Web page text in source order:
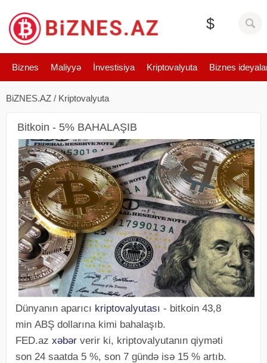
$
Biznes Maliyyə İnvestisiya Kriptovalyuta Biznes
BiZNES.AZ / Kriptovalyuta
Bitkoin - 5% BAHALAŞIB
Dünyanın aparıcı kriptovalyutası - bitkoin 43,8
min ABŞ dollarına kimi bahalaşıb.
FED.az xəbər verir ki, kriptovalyutanın qiyməti
son 24 saatda 5 %, son 7 gündə isə 15 % artıb.